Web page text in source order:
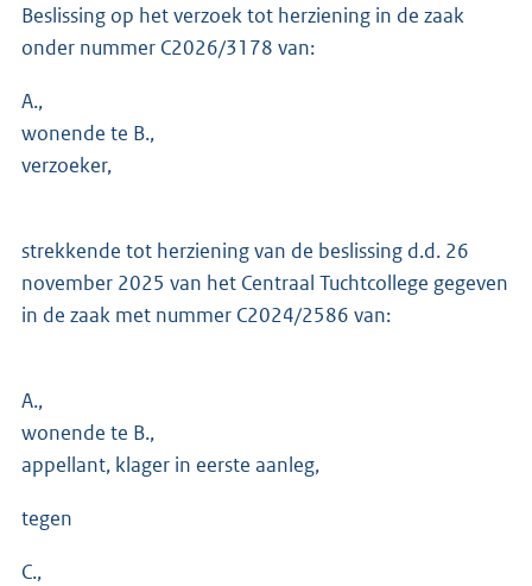
Beslissing op het verzoek tot herziening in de zaak
onder nummer C2026/3178 van:
A.,
wonende te B.,
verzoeker,
strekkende tot herziening van de beslissing d.d. 26
november 2025 van het Centraal Tuchtcollege gegeven
in de zaak met nummer C2024/2586 van:
A.,
wonende te B.,
appellant, klager in eerste aanleg,
tegen
C.,